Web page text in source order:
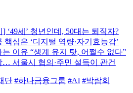
‘49세’ 청년인데, 50대는 퇴직자?
심은 ‘디지털 역량·자기효능감’
이유 “생계 유지 탓, 어쩔수 없다”
서울시 협의·주민 설득이 관건
단 #하나금융그룹 #AI #박람회